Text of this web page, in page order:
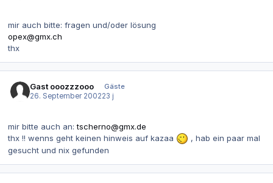
mir auch bitte: fragen und/oder lösung
opex@gmx.ch
thx
Gast ooozzzooo
Gäste
26. September 200223 j
mir bitte auch an:tscherno@gmx.de
thx !! wenns geht keinen hinweis auf kazaa
, hab ein paar mal
gesucht und nix gefunden